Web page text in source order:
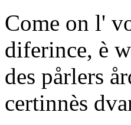
Come on l'
diferince, è
des pårlers
certinnès